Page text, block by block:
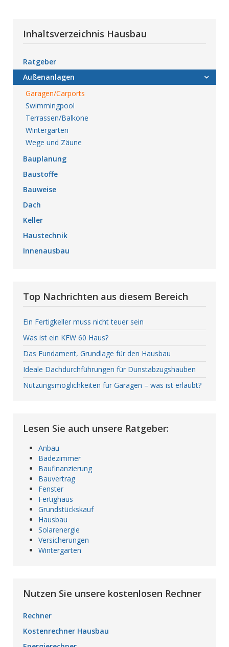
Inhaltsverzeichnis Hausbau
Ratgeber
Außenanlagen
Garagen/Carports
Swimmingpool
Terrassen/Balkone
Wintergarten
Wege und Zäune
Bauplanung
Baustoffe
Bauweise
Dach
Keller
Haustechnik
Innenausbau
Top Nachrichten aus diesem Bereich
Ein Fertigkeller muss nicht teuer sein
Was ist ein KFW 60 Haus?
Das Fundament, Grundlage für den Hausbau
Ideale Dachdurchführungen für Dunstabzugshauben
Nutzungsmöglichkeiten für Garagen – was ist erlaubt?
Lesen Sie auch unsere Ratgeber:
Anbau
Badezimmer
Baufinanzierung
Bauvertrag
Fenster
Fertighaus
Grundstückskauf
Hausbau
Solarenergie
Versicherungen
Wintergarten
Nutzen Sie unsere kostenlosen Rechner
Rechner
Kostenrechner Hausbau